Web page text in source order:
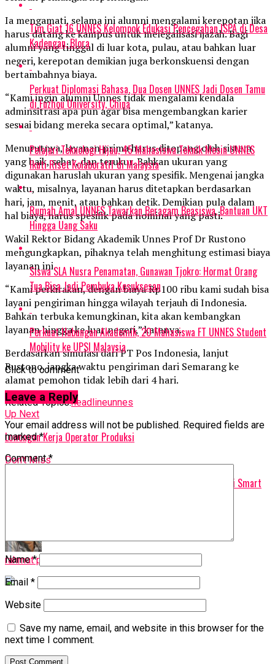
Ia mengamati, selama ini alumni mengalami kerepotan jika
harus datang ke kampus untuk melegalisasi ijazah. Bagi
alumni yang tinggal di luar kota, pulau, atau bahkan luar
negeri, kerepotan demikian juga berkonskuensi dengan
bertambahnya biaya.
“Kami ingin alumni Unnes tidak mengalami kendala
adminsitrasi apa pun agar bisa mengembangkan karier
sesuai bidang mereka secara optimal,” katanya.
Menurutnya, layanan prima harus ditopang oleh sistem
yang baik, sehat, dan terukur. Bahkan ukuran yang
digunakan haruslah ukuran yang spesifik. Mengenai jangka
waktu, misalnya, layanan harus ditetapkan berdasarkan
hari, jam, menit, atau bahkan detik. Demikian pula dalam
hal biaya, harus spesifik pada nominal yang pasti.
Wakil Rektor Bidang Akademik Unnes Prof Dr Rustono
mengungkapkan, pihaknya telah menghitung estimasi biaya
layanan ini.
“Kami perkirakan, dengan biaya Rp100 ribu kami sudah bisa
layani pengiriman hingga wilayah terjauh di Indonesia.
Bahkan terbuka kemungkinan, kita akan kembangkan
layanan hingga ke luar negeri,” katanya.
Berdasarkan simulasi dari PT Pos Indonesia, lanjut
Rustono, jangka waktu pengiriman dari Semarang ke
alamat pemohon tidak lebih dari 4 hari.
Related Topics:headlineunnes
Up Next
Lowongan Kerja Operator Produksi
Don't Miss
Gagas Semarang Variety Of Culture, Mahasiswa Unnes Juarai Smart
rahmat petuguran
Tim Giat 16 UNNES Kelompok Edukasi Pencegahan ISPA di Desa
Kadengan, Blora
Perkuat Diplomasi Bahasa, Dua Dosen UNNES Jadi Dosen Tamu
di Fuzhou University, China
Pelajari Teknologi Hijau, 45 Mahasiswa Teknik Mesin UNNES
Ikuti Riset Kolaboratif di Malaysia
Rumah Amal UNNES Tawarkan Beragam Beasiswa, Bantuan UKT
Hingga Uang Saku
Siswa SLA Nusra Penamatan, Gunawan Tjokro: Hormat Orang
Tua Bisa Jadi Pembuka Kesuksesan
Perkuat Hubungan Akademik, 20 Mahasiswa FT UNNES Student
Mobility ke UPSI Malaysia
Click to comment
Leave a Reply
Your email address will not be published. Required fields are
marked*
Comment*
Name*
Email *
Website
Save my name, email, and website in this browser for the
next time I comment.